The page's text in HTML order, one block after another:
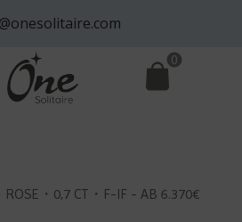
0
ROSE・0,7 CT・F-IF - AB 6.370€